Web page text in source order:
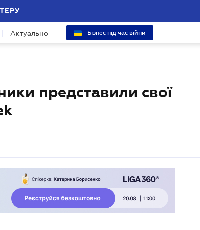
Актуально Бізнес під час війни
представили свої